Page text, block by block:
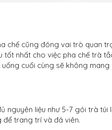
chế cũng đóng vai trò quan
tốt nhất cho việc pha chế trà
cuối cùng sẽ không mang
liệu như 5-7 gói trà túi
trang trí và đá viên.